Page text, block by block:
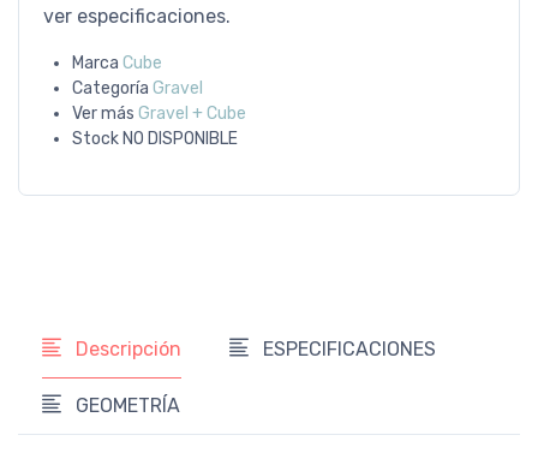
ver especificaciones.
Marca Cube
Categoría Gravel
Ver más Gravel + Cube
Stock NO DISPONIBLE
Descripción ESPECIFICACIONES
GEOMETRÍA